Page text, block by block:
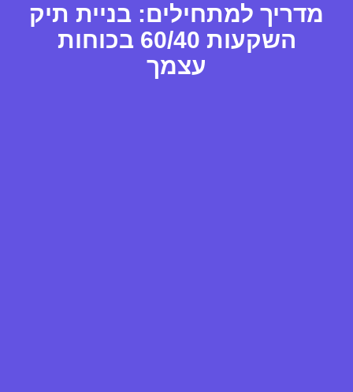
מדריך למתחילים: בניית תיק
השקעות 60/40 בכוחות
עצמך